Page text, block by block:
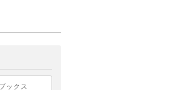
ックス